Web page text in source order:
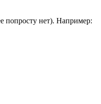
попросту нет). Например: